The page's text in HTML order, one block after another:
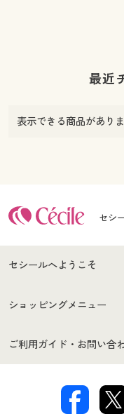
最近
表示できる商品がありま
セシ
セシールへようこそ
はじめての方へ
セシールご利用規約
著作権・商標について
ショッピングメニュー
商品カテゴリ
ご利用ガイド・お問い合